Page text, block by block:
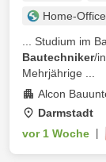
Home-Office
... Studium im
Bautechniker/
Mehrjährige ...
Alcon
Darmstadt
vor 1 Woche